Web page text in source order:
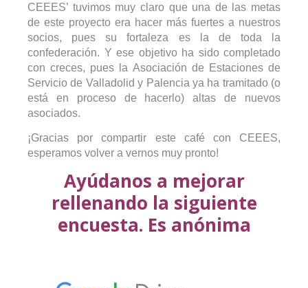
CEEES’ tuvimos muy claro que una de las metas
de este proyecto era hacer más fuertes a nuestros
socios, pues su fortaleza es la de toda la
confederación. Y ese objetivo ha sido completado
con creces, pues la Asociación de Estaciones de
Servicio de Valladolid y Palencia ya ha tramitado (o
está en proceso de hacerlo) altas de nuevos
asociados.
¡Gracias por compartir este café con CEEES,
esperamos volver a vernos muy pronto!
Ayúdanos a mejorar
rellenando la siguiente
encuesta. Es anónima